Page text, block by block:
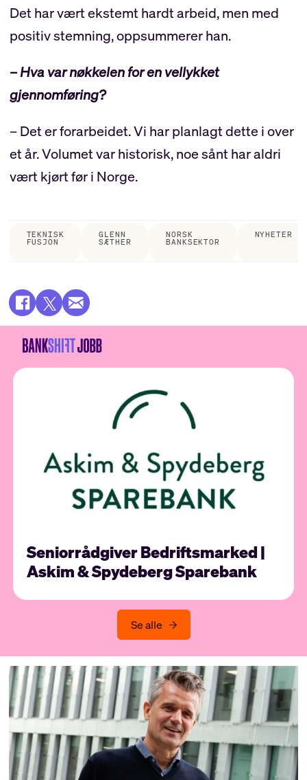
Det har vært ekstemt hardt arbeid, men med
positiv stemning, oppsummerer han.
– Hva var nøkkelen for en vellykket
gjennomføring?
– Det er forarbeidet. Vi har planlagt dette i over
et år. Volumet var historisk, noe sånt har aldri
vært kjørt før i Norge.
TEKNISK
FUSJON
GLENN
SÆTHER
NORSK
BANKSEKTOR
NYHETER
Seniorrådgiver Bedriftsmarked |
Askim & Spydeberg Sparebank
Se alle